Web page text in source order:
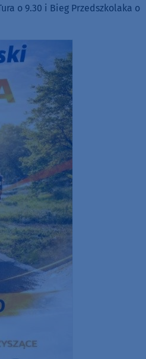
to
o 9.30 i Bieg Przedszkolaka o